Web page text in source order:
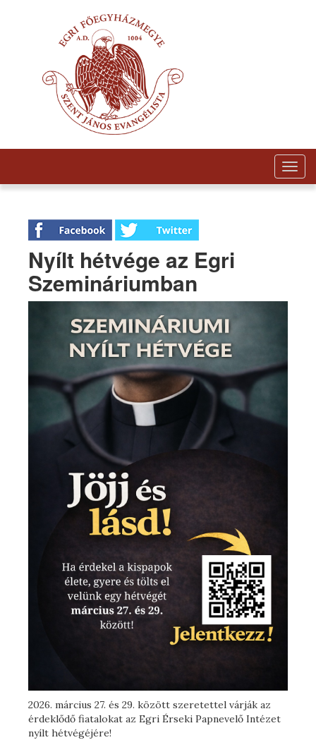
Nyílt hétvége az Egri
Szemináriumban
2026. március 27. és 29. között szeretettel várják az
érdeklődő fiatalokat az Egri Érseki Papnevelő Intézet
nyílt hétvégéjére!